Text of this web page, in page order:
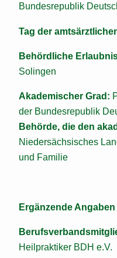
Bundesrepublik
Tag der
Behördliche
Solingen
Akademischer Grad:
der Bundesrepublik
Behörde, die den
Niedersächsisches
und Familie
Ergänzende Angaben
Heilpraktiker BDH e.V.